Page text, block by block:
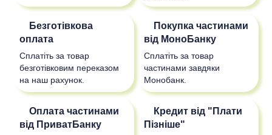
Безготівкова
оплата
Сплатіть за товар
безготівковим переказом
на наш рахунок.
Покупка частинами
від МоноБанку
Сплатіть за товар
частинами завдяки
Монобанк.
Оплата частинами
від ПриватБанку
Кредит від "Плати
Пізніше"